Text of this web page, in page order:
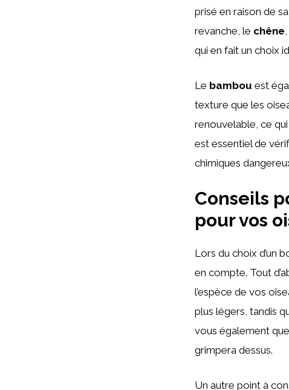
prisé en raison de
revanche, le chêne
qui en fait un choix
Le bambou est
texture que les
renouvelable, ce
est essentiel de
chimiques
Conseils
pour vos
Lors du choix d’un
en compte. Tout
l’espèce de vos
plus légers, tandis
vous également
grimpera dessus.
Un autre point à